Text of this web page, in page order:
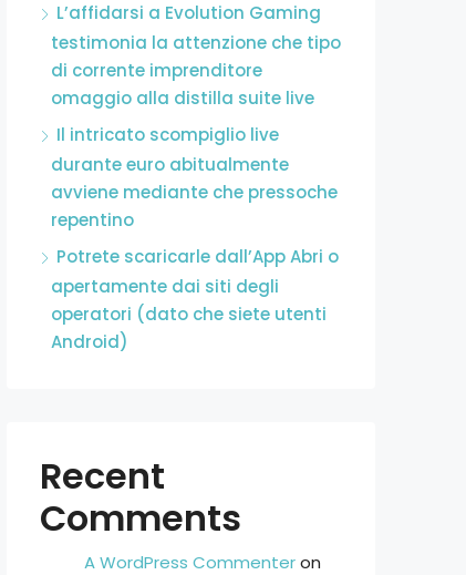
L’affidarsi a Evolution Gaming
testimonia la attenzione che tipo
di corrente imprenditore
omaggio alla distilla suite live
Il intricato scompiglio live
durante euro abitualmente
avviene mediante che pressoche
repentino
Potrete scaricarle dall’App Abri o
apertamente dai siti degli
operatori (dato che siete utenti
Android)
Recent
Comments
A WordPress Commenteron